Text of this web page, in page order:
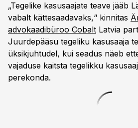
„Tegelike kasusaajate teave jääb
vabalt kättesaadavaks,“ kinnitas
advokaadibüroo Cobalt Latvia
Juurdepääsu tegeliku kasusaaja
üksikjuhtudel, kui seadus näeb
vajaduse kaitsta tegelikku
perekonda.